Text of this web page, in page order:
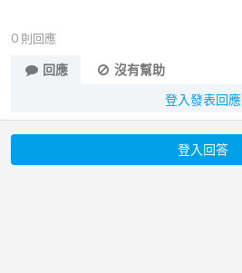
0 則回應
回應
沒有幫助
登入發表回應
登入回答